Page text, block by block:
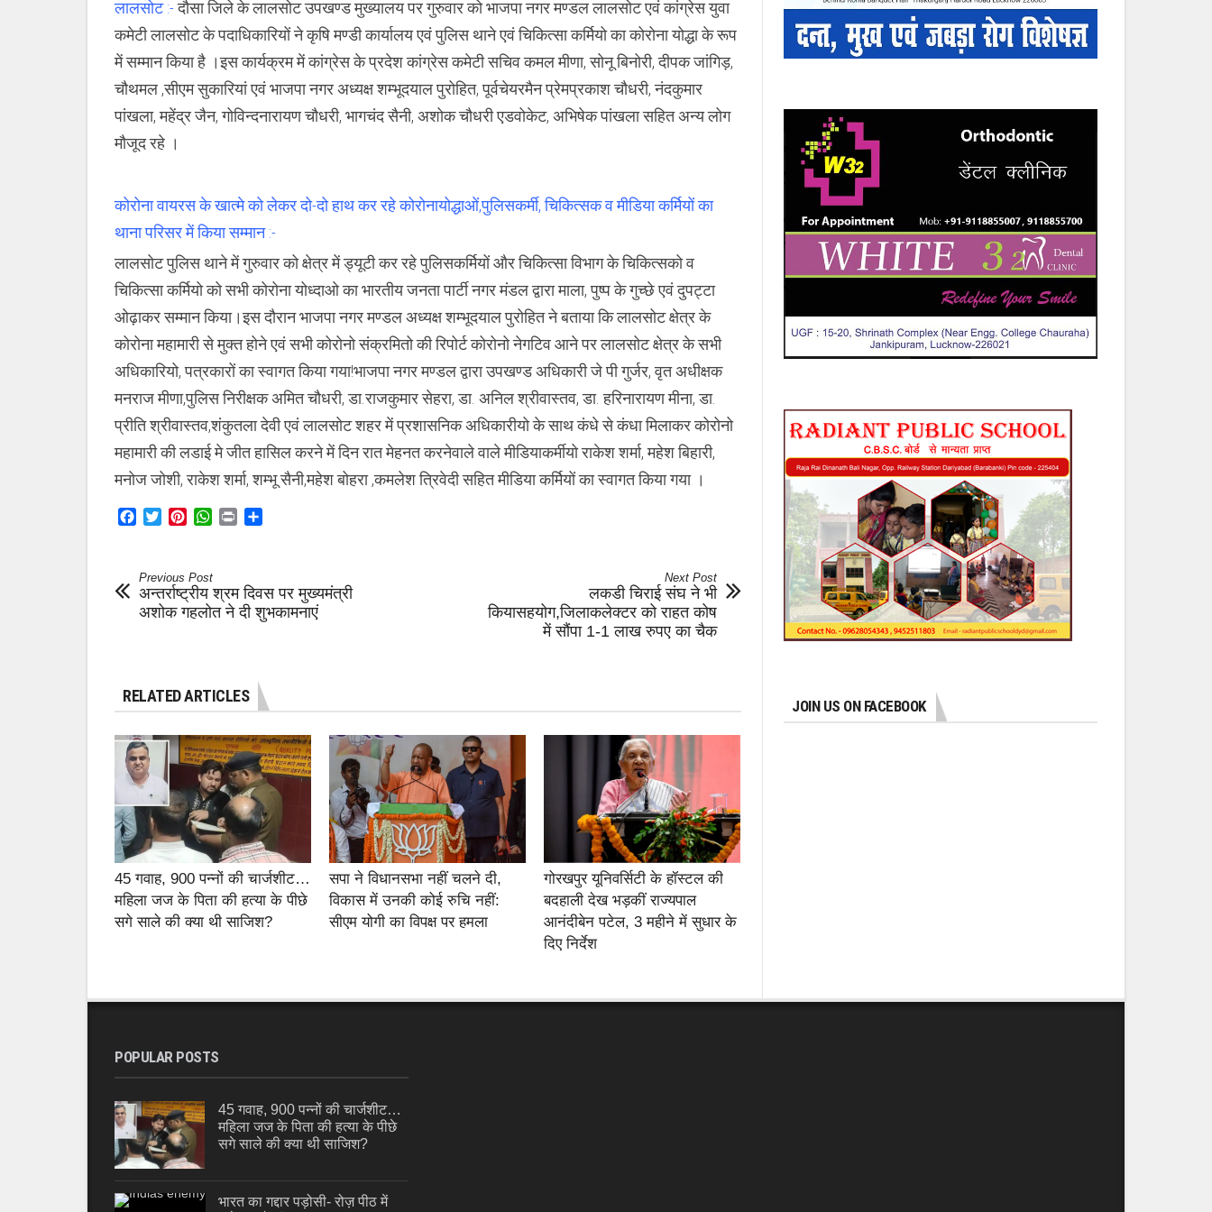
किया
लालसोट :-दौसा जिले के लालसोट उपखण्ड मुख्यालय पर गुरुवार को भाजपा नगर मण्डल लालसोट एवं कांग्रेस युवा
कमेटी लालसोट के पदाधिकारियों ने कृषि मण्डी कार्यालय एवं पुलिस थाने एवं चिकित्सा कर्मियो का कोरोना योद्धा के रूप
में सम्मान किया है ।इस कार्यक्रम में कांग्रेस के प्रदेश कांग्रेस कमेटी सचिव कमल मीणा, सोनू बिनोरी, दीपक जांगिड़,
चौथमल ,सीएम सुकारियां एवं भाजपा नगर अध्यक्ष शम्भूदयाल पुरोहित, पूर्वचेयरमैन प्रेमप्रकाश चौधरी, नंदकुमार
पांखला, महेंद्र जैन, गोविन्दनारायण चौधरी, भागचंद सैनी, अशोक चौधरी एडवोकेट, अभिषेक पांखला सहित अन्य लोग
मौजूद रहे ।
कोरोना वायरस के खात्मे को लेकर दो-दो हाथ कर रहे कोरोनायोद्धाओं,पुलिसकर्मी, चिकित्सक व मीडिया कर्मियों का
थाना परिसर में किया सम्मान :-
लालसोट पुलिस थाने में गुरुवार को क्षेत्र में ड्यूटी कर रहे पुलिसकर्मियों और चिकित्सा विभाग के चिकित्सको व
चिकित्सा कर्मियो को सभी कोरोना योध्दाओ का भारतीय जनता पार्टी नगर मंडल द्वारा माला, पुष्प के गुच्छे एवं दुपट्टा
ओढ़ाकर सम्मान किया।इस दौरान भाजपा नगर मण्डल अध्यक्ष शम्भूदयाल पुरोहित ने बताया कि लालसोट क्षेत्र के
कोरोना महामारी से मुक्त होने एवं सभी कोरोनो संक्रमितो की रिपोर्ट कोरोनो नेगटिव आने पर लालसोट क्षेत्र के सभी
अधिकारियो, पत्रकारों का स्वागत किया गया!भाजपा नगर मण्डल द्वारा उपखण्ड अधिकारी जे पी गुर्जर, वृत अधीक्षक
मनराज मीणा,पुलिस निरीक्षक अमित चौधरी, डा.राजकुमार सेहरा, डा. अनिल श्रीवास्तव, डा. हरिनारायण मीना, डा.
प्रीति श्रीवास्तव,शंकुतला देवी एवं लालसोट शहर में प्रशासनिक अधिकारीयो के साथ कंधे से कंधा मिलाकर कोरोनो
महामारी की लडाई मे जीत हासिल करने में दिन रात मेहनत करनेवाले वाले मीडियाकर्मीयो राकेश शर्मा, महेश बिहारी,
मनोज जोशी, राकेश शर्मा, शम्भू सैनी,महेश बोहरा ,कमलेश त्रिवेदी सहित मीडिया कर्मियों का स्वागत किया गया ।
Facebook
TwitterPinterestWhatsApp
Print
Previous Post
अन्तर्राष्ट्रीय श्रम दिवस पर मुख्यमंत्री
अशोक गहलोत ने दी शुभकामनाएं
Next Post
लकडी चिराई संघ ने भी
कियासहयोग,जिलाकलेक्टर को राहत कोष
में सौंपा 1-1 लाख रुपए का चैक
RELATED ARTICLES
45 गवाह, 900 पन्नों की चार्जशीट…
महिला जज के पिता की हत्या के पीछे
सगे साले की क्या थी साजिश?
सपा ने विधानसभा नहीं चलने दी,
विकास में उनकी कोई रुचि नहीं:
सीएम योगी का विपक्ष पर हमला
गोरखपुर यूनिवर्सिटी के हॉस्टल की
बदहाली देख भड़कीं राज्यपाल
आनंदीबेन पटेल, 3 महीने में सुधार के
दिए निर्देश
JOIN US ON FACEBOOK
POPULAR POSTS
45 गवाह, 900 पन्नों की चार्जशीट…
महिला जज के पिता की हत्या के पीछे
सगे साले की क्या थी साजिश?
भारत का गद्दार पड़ोसी- रोज़ पीठ में